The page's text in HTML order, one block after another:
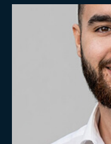
Преподавателей-
150 000+
Выпускников и